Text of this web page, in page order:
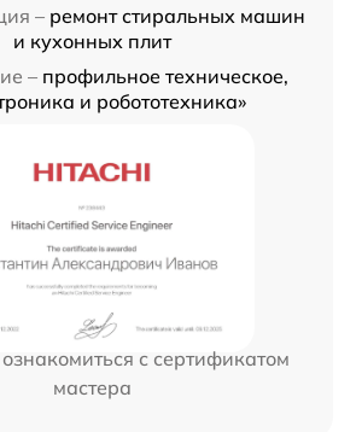
– ремонт стиральных машин
и кухонных плит
– профильное техническое,
и робототехника»
с сертификатом
мастера